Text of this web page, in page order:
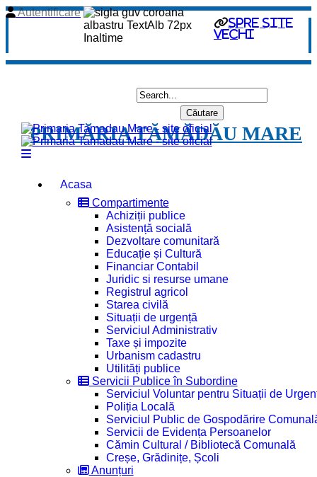
spre site
vechi
Autentificare
PRIMĂRIA TĂMĂDĂU MARE
Acasa
Compartimente
Achiziții publice
Asistență socială
Dezvoltare comunitară
Educație și Cultură
Financiar Contabil
Juridic si resurse umane
Registrul agricol
Starea civilă
Situații de urgență
Serviciul Administrativ
Taxe și impozite
Urbanism cadastru
Utilități publice
Servicii Publice în Subordine
Serviciul Voluntar pentru Situații de
Poliția Locală
Serviciul Public de Gospodărire
Servicii de Evidența Persoanelor
Cămin Cultural / Bibliotecă Comunală
Creșe, Grădinițe, Școli
Anunțuri